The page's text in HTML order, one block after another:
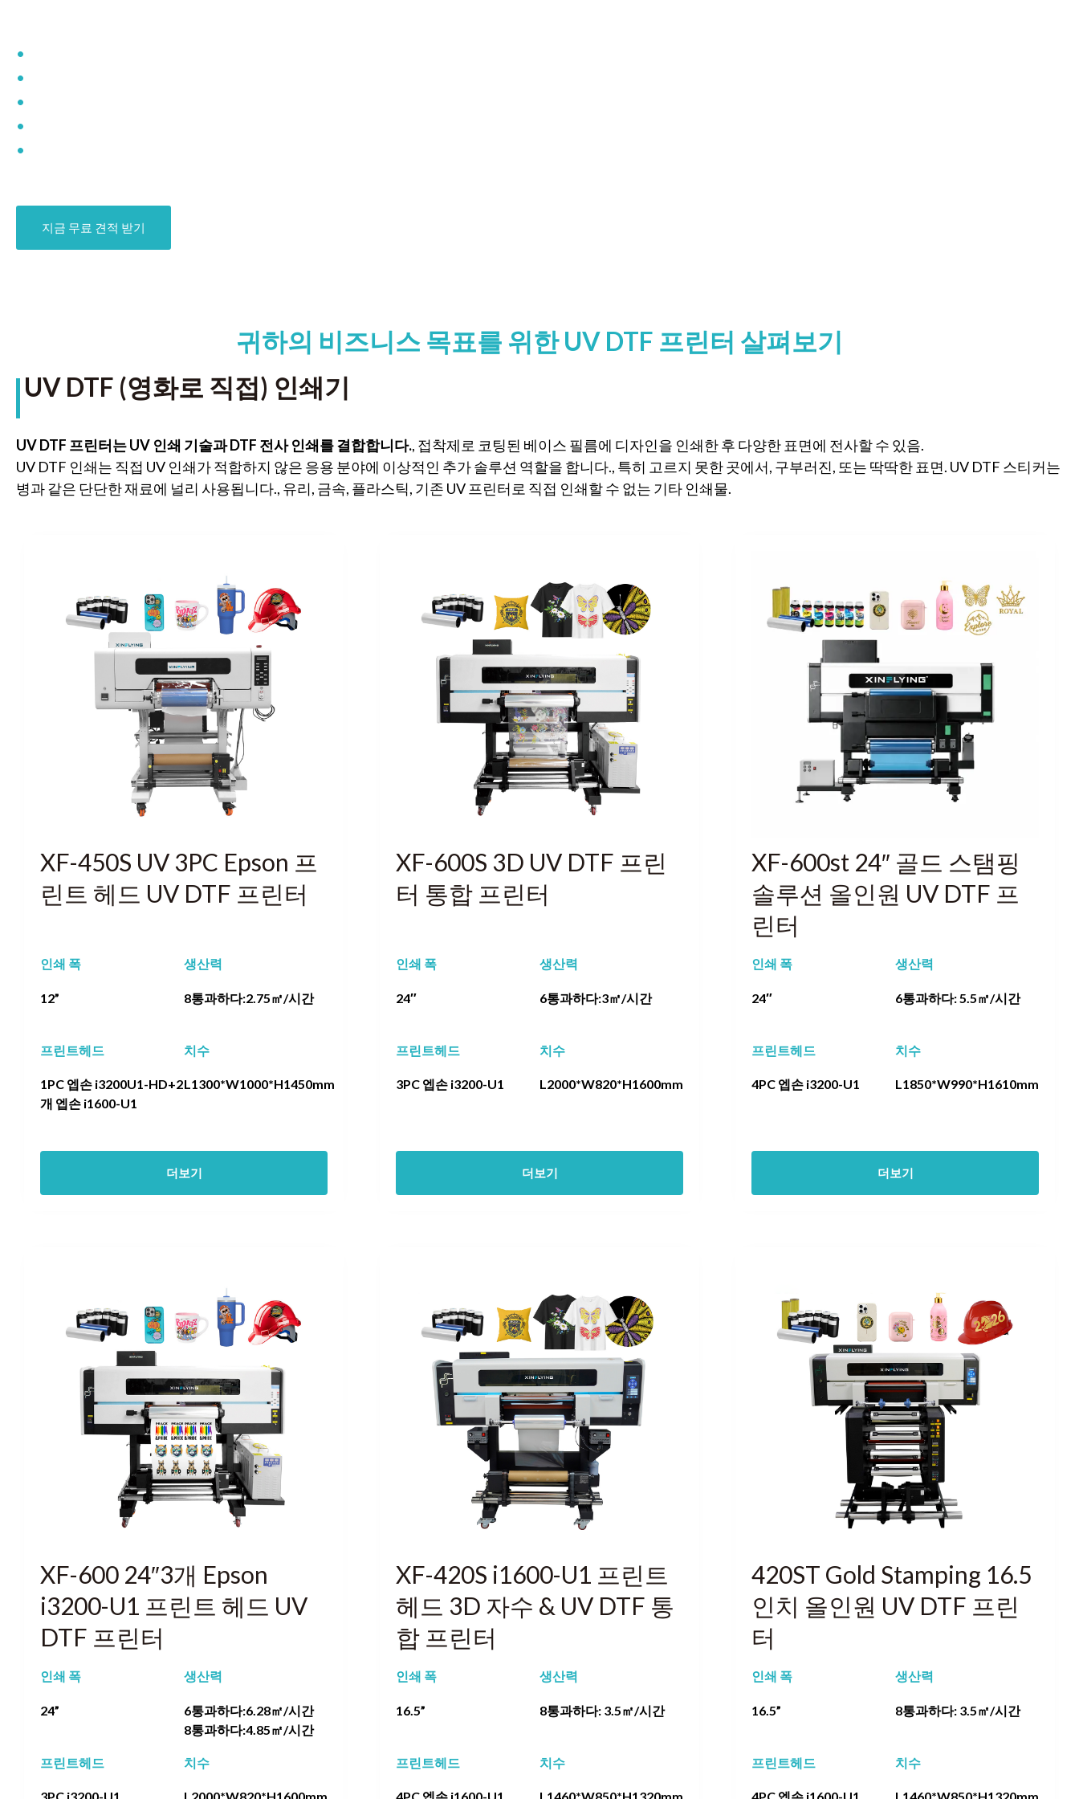
•
•
•
•
•
지금 무료 견적 받기
귀하의 비즈니스 목표를 위한 UV DTF 프린터 살펴보기
UV DTF (영화로 직접) 인쇄기
UV DTF 프린터는 UV 인쇄 기술과 DTF 전사 인쇄를 결합합니다., 접착제로 코팅된 베이스 필름에 디자인을 인쇄한 후 다양한 표면에 전사할 수 있음.
UV DTF 인쇄는 직접 UV 인쇄가 적합하지 않은 응용 분야에 이상적인 추가 솔루션 역할을 합니다., 특히 고르지 못한 곳에서, 구부러진, 또는 딱딱한 표면. UV DTF 스티커는
병과 같은 단단한 재료에 널리 사용됩니다., 유리, 금속, 플라스틱, 기존 UV 프린터로 직접 인쇄할 수 없는 기타 인쇄물.
XF-450S UV 3PC Epson 프
린트 헤드 UV DTF 프린터
인쇄 폭
12”
생산력
8통과하다:2.75㎡/시간
프린트헤드
1PC 엡손 i3200U1-HD+2
개 엡손 i1600-U1
치수
L1300*W1000*H1450mm
더보기
XF-600S 3D UV DTF 프린
터 통합 프린터
인쇄 폭
24″
생산력
6통과하다:3㎡/시간
프린트헤드
3PC 엡손 i3200-U1
치수
L2000*W820*H1600mm
더보기
XF-600st 24″ 골드 스탬핑
솔루션 올인원 UV DTF 프
린터
인쇄 폭
24″
생산력
6통과하다: 5.5㎡/시간
프린트헤드
4PC 엡손 i3200-U1
치수
L1850*W990*H1610mm
더보기
XF-600 24″3개 Epson
i3200-U1 프린트 헤드 UV
DTF 프린터
인쇄 폭
24”
생산력
6통과하다:6.28㎡/시간
8통과하다:4.85㎡/시간
프린트헤드 치수
XF-420S i1600-U1 프린트
헤드 3D 자수 & UV DTF 통
합 프린터
인쇄 폭
16.5”
생산력
8통과하다: 3.5㎡/시간
프린트헤드 치수
420ST Gold Stamping 16.5
인치 올인원 UV DTF 프린
터
인쇄 폭
16.5”
생산력
8통과하다: 3.5㎡/시간
프린트헤드 치수